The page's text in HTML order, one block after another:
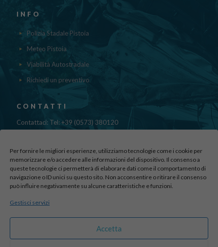
Per fornire le migliori esperienze, utilizziamo tecnologie come i cookie per
memorizzare e/o accedere alle informazioni del dispositivo. Il consenso a
queste tecnologie ci permetterà di elaborare dati come il comportamento di
navigazione o ID unici su questo sito. Non acconsentire o ritirare il consenso
può influire negativamente su alcune caratteristiche e funzioni.
Gestisci servizi
Accetta
INFO
Polizia Stadale Pistoia
Meteo Pistoia
Viabilità Autostradale
Richiedi un preventivo
CONTATTI
Contattaci: Tel: +39 (0573) 380120
Fax: 39 (0573) 985420
Via di Canapale, 10
51100 PISTOIA
Find us here:
sito realizzato da